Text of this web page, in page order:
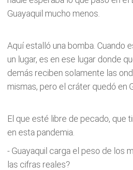
Guayaquil mucho menos.
Aquí estalló una bomba. Cuando
un lugar, es en ese lugar donde
demás reciben solamente las
mismas, pero el cráter quedó en
El que esté libre de pecado, que
en esta pandemia.
- Guayaquil carga el peso de los
las cifras reales?